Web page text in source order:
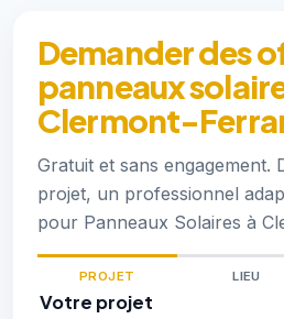
Demander des
panneaux
Clermont-
Gratuit et sans engagement.
projet, un professionnel
pour Panneaux Solaires à
PROJET LIEU
Votre projet